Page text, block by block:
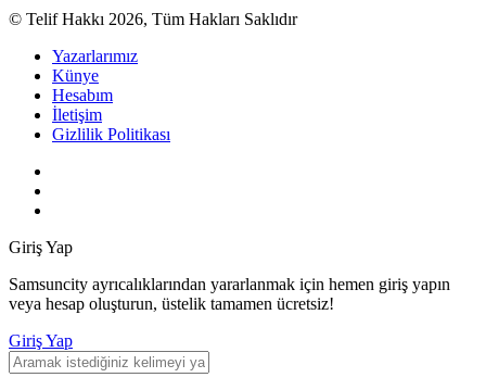
© Telif Hakkı 2026, Tüm Hakları Saklıdır
Yazarlarımız
Künye
Hesabım
İletişim
Gizlilik Politikası
Giriş Yap
Samsuncity ayrıcalıklarından yararlanmak için hemen giriş yapın
veya hesap oluşturun, üstelik tamamen ücretsiz!
Giriş Yap